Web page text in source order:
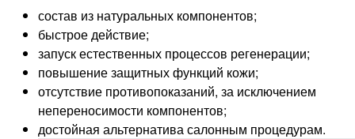
состав из натуральных компонентов;
быстрое действие;
запуск естественных процессов регенерации;
повышение защитных функций кожи;
отсутствие противопоказаний, за исключением
непереносимости компонентов;
достойная альтернатива салонным процедурам.